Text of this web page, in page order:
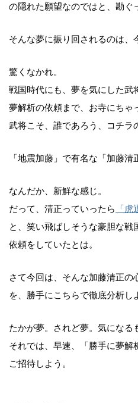
の隠れた願望なのではと、勘ぐ
そんな夢に振り回されるのは、
驚くなかれ。
戦国時代にも、夢を気にした武
夢解析の依頼まで、お寺にちゃ
武将こそ、誰であろう、コチラ
「地震加藤」で有名な「加藤清
なんだか、新鮮な感じ。
だって、清正っていったら
「虎
と、笑い飛ばしそうな豪胆な戦
依頼をしていたとは。
さて今回は、そんな加藤清正の
を、勝手にこちらで徹底分析し
たかが夢。されど夢。気になる
それでは、早速、「勝手に夢解
ご招待しよう。